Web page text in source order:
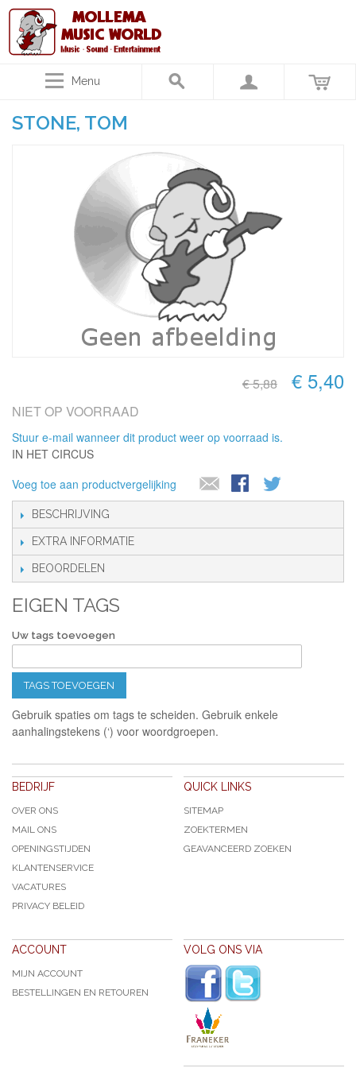
Menu
STONE, TOM
€ 5,88 € 5,40
NIET OP VOORRAAD
Stuur e-mail wanneer dit product weer op voorraad is.
IN HET CIRCUS
Voeg toe aan productvergelijking
BESCHRIJVING
EXTRA INFORMATIE
BEOORDELEN
EIGEN TAGS
Uw tags toevoegen
TAGS TOEVOEGEN
Gebruik spaties om tags te scheiden. Gebruik enkele
aanhalingstekens (‘) voor woordgroepen.
BEDRIJF
OVER ONS
MAIL ONS
OPENINGSTIJDEN
KLANTENSERVICE
VACATURES
PRIVACY BELEID
QUICK LINKS
SITEMAP
ZOEKTERMEN
GEAVANCEERD ZOEKEN
ACCOUNT
MIJN ACCOUNT
BESTELLINGEN EN RETOUREN
VOLG ONS VIA